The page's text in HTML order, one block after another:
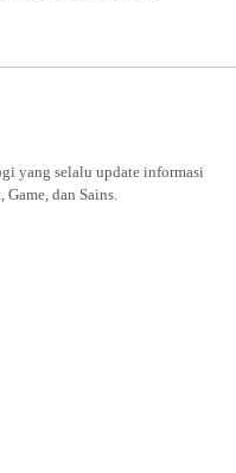
yang selalu update informasi
dan Sains.